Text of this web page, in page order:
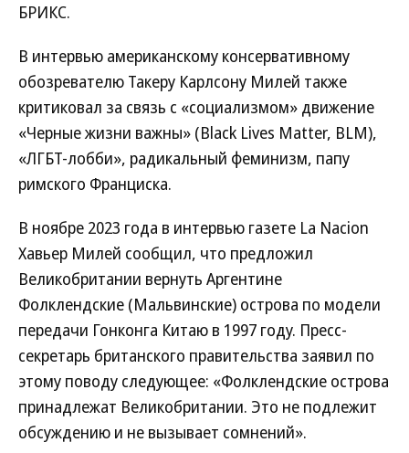
БРИКС.
В интервью американскому консервативному
обозревателю Такеру Карлсону Милей также
критиковал за связь с «социализмом» движение
«Черные жизни важны» (Black Lives Matter, BLM),
«ЛГБТ-лобби», радикальный феминизм, папу
римского Франциска.
В ноябре 2023 года в интервью газете La Nacion
Хавьер Милей сообщил, что предложил
Великобритании вернуть Аргентине
Фолклендские (Мальвинские) острова по модели
передачи Гонконга Китаю в 1997 году. Пресс-
секретарь британского правительства заявил по
этому поводу следующее: «Фолклендские острова
принадлежат Великобритании. Это не подлежит
обсуждению и не вызывает сомнений».